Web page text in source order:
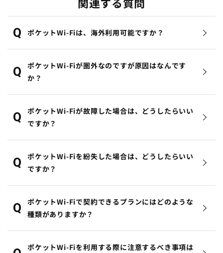
ポケットWi-Fiは、海外利用可能ですか？
ポケットWi-Fiが圏外なのですが原因はなんです
か？
ポケットWi-Fiが故障した場合は、どうしたらいい
ですか？
ポケットWi-Fiを紛失した場合は、どうしたらいい
ですか？
ポケットWi-Fiで契約できるプランにはどのような
種類がありますか？
ポケットWi-Fiを利用する際に注意するべき事項は